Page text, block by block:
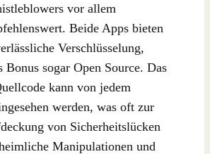
vor allem
Beide Apps bieten
Verschlüsselung,
Bonus sogar Open Source. Das
kann von jedem
werden, was oft zur
von Sicherheitslücken
Manipulationen und